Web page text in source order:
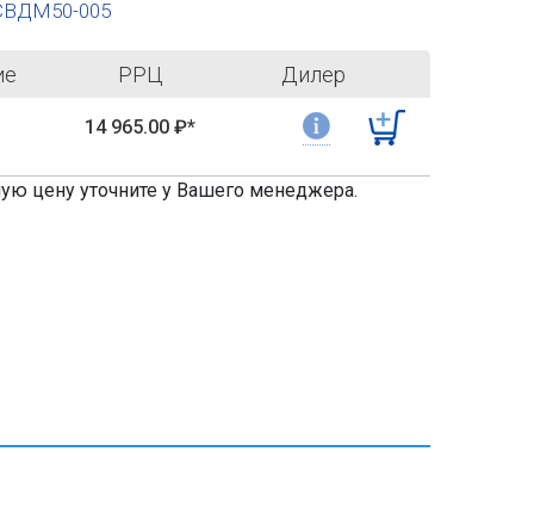
005
РРЦ Дилер
14 965.00 ₽*
цену уточните у Вашего менеджера.